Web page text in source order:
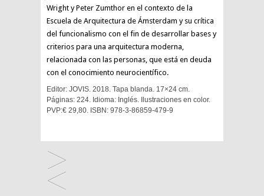
Wright y Peter Zumthor en el contexto de la
Escuela de Arquitectura de Ámsterdam y su crítica
del funcionalismo con el fin de desarrollar bases y
criterios para una arquitectura moderna,
relacionada con las personas, que está en deuda
con el conocimiento neurocientífico.
Editor: JOVIS. 2018. Tapa blanda. 17×24 cm.
Páginas: 224. Idioma: Inglés. Ilustraciones en color.
PVP:€ 29,80. ISBN: 978-3-86859-479-9